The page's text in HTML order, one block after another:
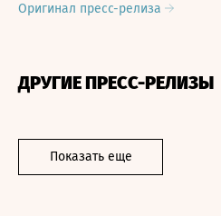
Оригинал пресс-релиза
ДРУГИЕ ПРЕСС-РЕЛИЗЫ
Показать еще